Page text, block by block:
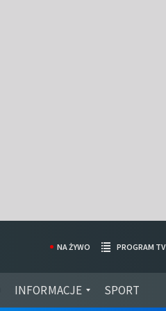
INFORMACJE SPORT
NA ŻYWO PROGRAM TV